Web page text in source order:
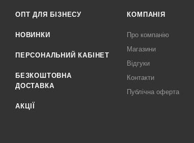
ОПТ ДЛЯ БІЗНЕСУ
НОВИНКИ
ПЕРСОНАЛЬНИЙ КАБІНЕТ
БЕЗКОШТОВНА
ДОСТАВКА
АКЦІЇ
КОМПАНІЯ
Про компанію
Магазини
Відгуки
Контакти
Публічна оферта